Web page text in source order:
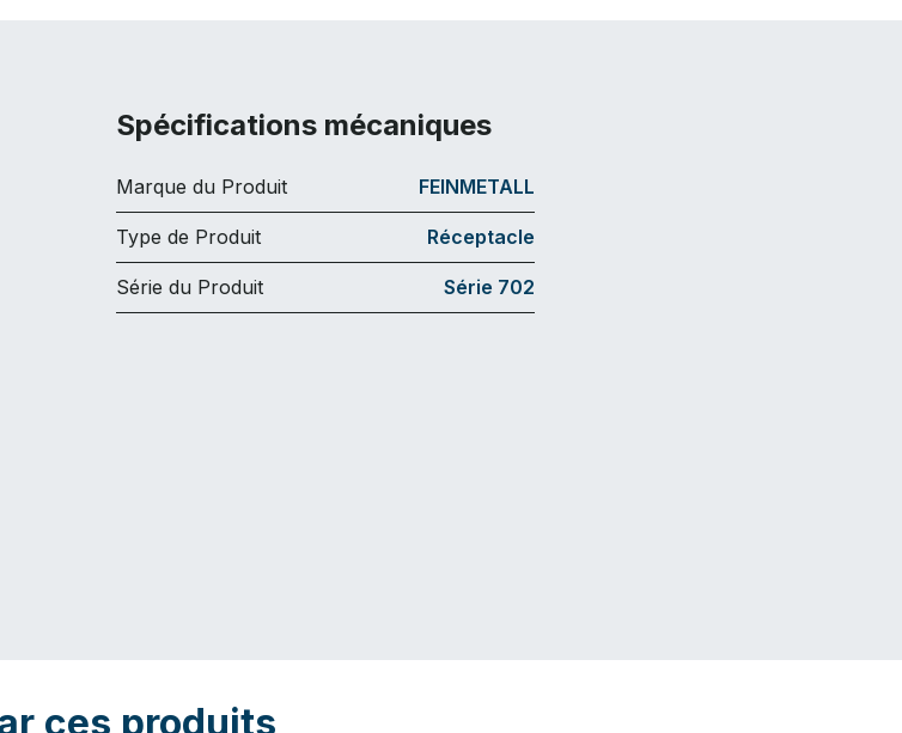
Spécifications mécaniques
Marque du Produit FEINMETALL
Type de Produit Réceptacle
Série du Produit Série 702
ces produits